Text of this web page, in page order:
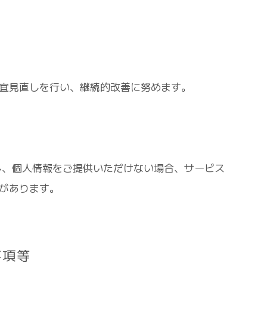
直しを行い、継続的改善に努めます。
人情報をご提供いただけない場合、サービス
ります。
等